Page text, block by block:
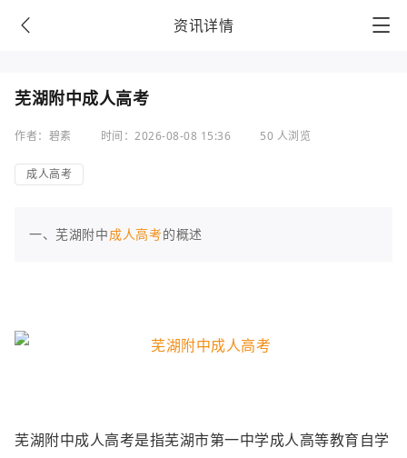
资讯详情
芜湖附中成人高考
作者：碧素 时间：2026-08-08 15:36 50 人浏览
成人高考
一、芜湖附中成人高考的概述
芜湖附中成人高考是指芜湖市第一中学成人高等教育自学